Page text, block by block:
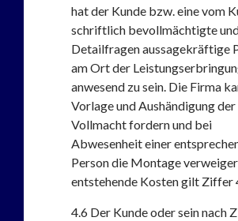
hat der Kunde bzw. eine vom
schriftlich bevollmächtigte
Detailfragen aussagekräftige
am Ort der
anwesend zu sein. Die Firma
Vorlage und Aushändigung der
Vollmacht fordern und bei
Abwesenheit einer
Person die Montage
entstehende Kosten gilt Ziffer
4.6 Der Kunde oder sein nach